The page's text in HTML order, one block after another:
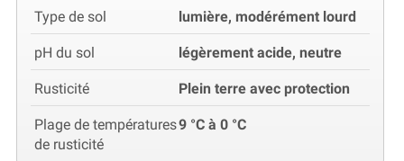
Type de sol lumière, modérément lourd
pH du sol légèrement acide, neutre
Rusticité Plein terre avec protection
Plage de températures
de rusticité
9 °C à 0 °C